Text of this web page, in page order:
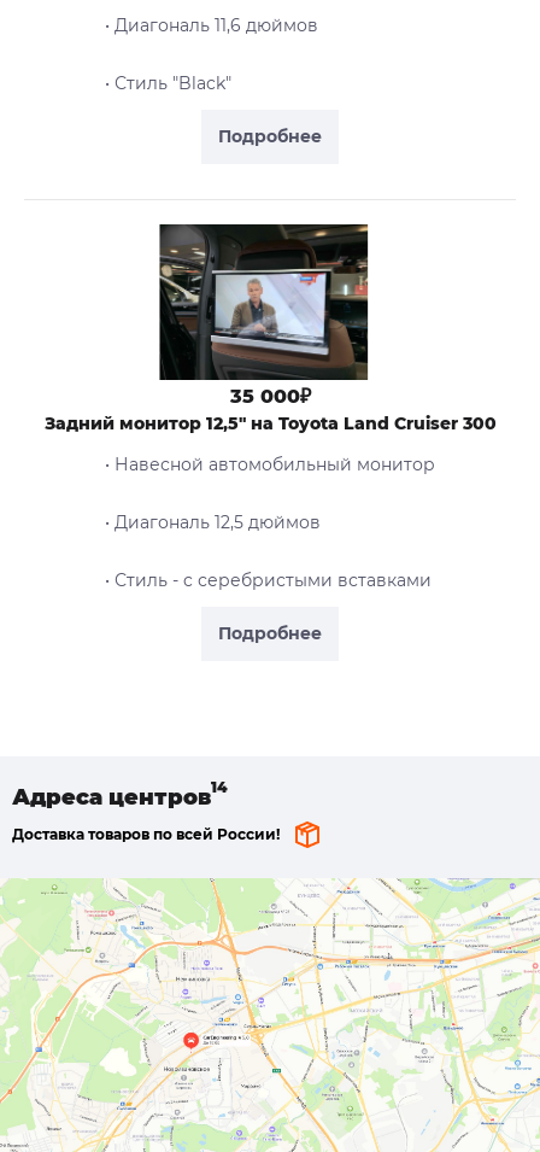
Подробнее
• Диагональ 11,6 дюймов
• Стиль "Black"
Подробнее
35 000₽
Задний монитор 12,5" на Toyota Land Cruiser 300
• Навесной автомобильный монитор
• Диагональ 12,5 дюймов
• Стиль - c серебристыми вставками
Адреса центров
Доставка товаров по всей России!